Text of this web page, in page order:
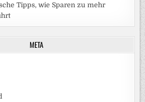
Tipps, wie Sparen zu mehr
META